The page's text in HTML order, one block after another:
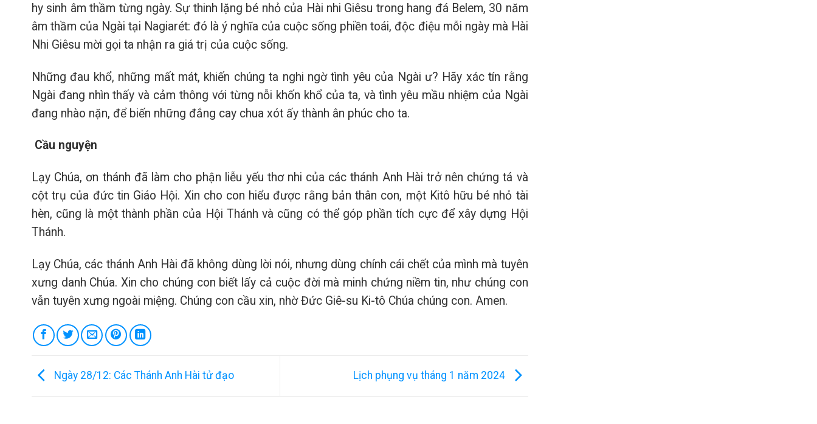
hy sinh âm thầm từng ngày. Sự thinh lặng bé nhỏ của Hài nhi Giêsu trong hang đá Belem, 30 năm
âm thầm của Ngài tại Nagiarét: đó là ý nghĩa của cuộc sống phiền toái, độc điệu mỗi ngày mà Hài
Nhi Giêsu mời gọi ta nhận ra giá trị của cuộc sống.
Những đau khổ, những mất mát, khiến chúng ta nghi ngờ tình yêu của Ngài ư? Hãy xác tín rằng
Ngài đang nhìn thấy và cảm thông với từng nỗi khốn khổ của ta, và tình yêu mầu nhiệm của Ngài
đang nhào nặn, để biến những đắng cay chua xót ấy thành ân phúc cho ta.
Cầu nguyện
Lạy Chúa, ơn thánh đã làm cho phận liễu yếu thơ nhi của các thánh Anh Hài trở nên chứng tá và
cột trụ của đức tin Giáo Hội. Xin cho con hiểu được rằng bản thân con, một Kitô hữu bé nhỏ tài
hèn, cũng là một thành phần của Hội Thánh và cũng có thể góp phần tích cực để xây dựng Hội
Thánh.
Lạy Chúa, các thánh Anh Hài đã không dùng lời nói, nhưng dùng chính cái chết của mình mà tuyên
xưng danh Chúa. Xin cho chúng con biết lấy cả cuộc đời mà minh chứng niềm tin, như chúng con
vẫn tuyên xưng ngoài miệng. Chúng con cầu xin, nhờ Đức Giê-su Ki-tô Chúa chúng con. Amen.
Ngày 28/12: Các Thánh Anh Hài tử đạo Lịch phụng vụ tháng 1 năm 2024